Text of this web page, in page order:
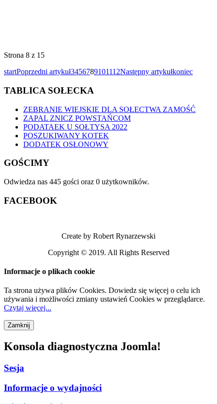
Strona 8 z 15
startPoprzedni artykuł3456789101112Następny artykułkoniec
TABLICA SOŁECKA
ZEBRANIE WIEJSKIE DLA SOŁECTWA ZAMOŚĆ
ZAPAL ZNICZ POWSTAŃCOM
PODATAEK U SOŁTYSA 2022
POSZUKIWANY KOTEK
DODATEK OSŁONOWY
GOŚCIMY
Odwiedza nas 445 gości oraz 0 użytkowników.
FACEBOOK
Create by Robert Rynarzewski
Copyright © 2019. All Rights Reserved
Informacje o plikach cookie
Ta strona używa plików Cookies. Dowiedz się więcej o celu ich
używania i możliwości zmiany ustawień Cookies w przeglądarce.
Czytaj więcej...
Konsola diagnostyczna Joomla!
Sesja
Informacje o wydajności